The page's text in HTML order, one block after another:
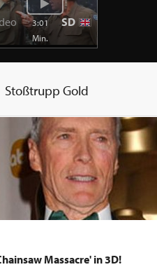
3:01
Min.
SD
Stoßtrupp Gold
Massacre' in 3D!